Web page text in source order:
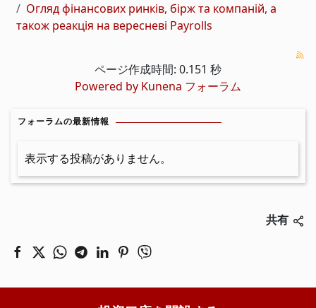
Огляд фінансових ринків, бірж та компаній, а
також реакція на вересневі Payrolls
ページ作成時間: 0.151 秒
Powered by Kunena フォーラム
フォーラムの最新情報
表示する投稿がありません。
共有